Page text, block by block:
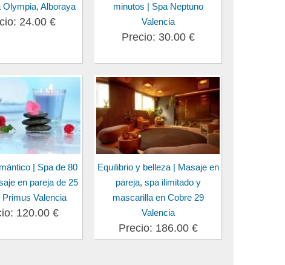
Olympia, Alboraya
24.00 €
minutos | Spa Neptuno
Valencia
Precio: 30.00 €
| Spa de 80
en pareja de 25
Primus Valencia
120.00 €
Equilibrio y belleza | Masaje en
pareja, spa ilimitado y
mascarilla en Cobre 29
Valencia
Precio: 186.00 €